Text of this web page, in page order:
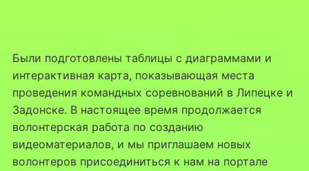
Были подготовлены таблицы с диаграммами и
интерактивная карта, показывающая места
проведения командных соревнований в Липецке и
Задонске. В настоящее время продолжается
волонтерская работа по созданию
видеоматериалов, и мы приглашаем новых
волонтеров присоединиться к нам на портале